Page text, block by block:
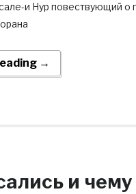
и Нур повествующий о
→
и